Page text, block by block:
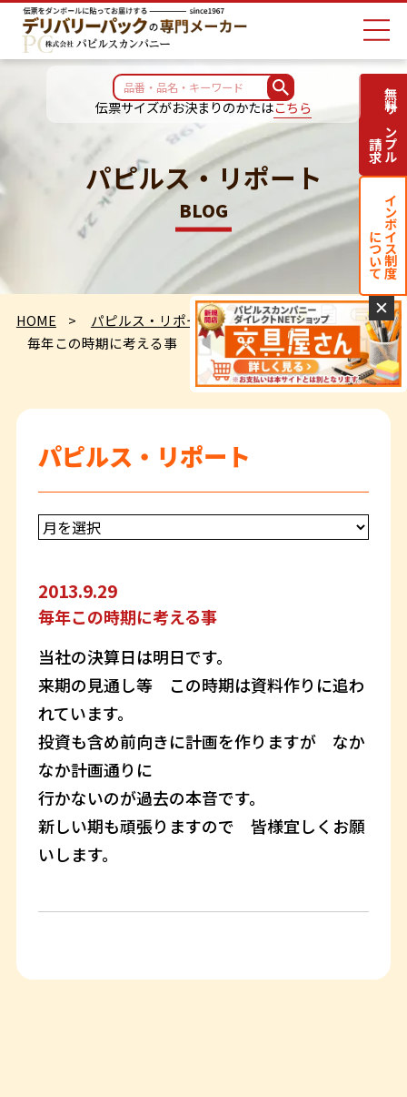
伝票サイズがお決まりのかたはこちら
パピルス・リポート
BLOG
HOME
パピルス・リポート
毎年この時期に考える事
パピルス・リポート
2013.9.29
毎年この時期に考える事
当社の決算日は明日です。
来期の見通し等 この時期は資料作りに追わ
れています。
投資も含め前向きに計画を作りますが なか
なか計画通りに
行かないのが過去の本音です。
新しい期も頑張りますので 皆様宜しくお願
いします。
無料サンプル
請求
インボイス制度
について
✕